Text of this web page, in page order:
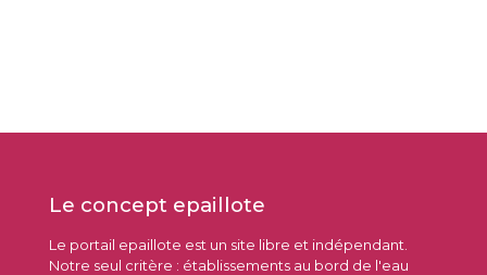
Le concept epaillote
Le portail epaillote est un site libre et indépendant.
Notre seul critère : établissements au bord de l'eau